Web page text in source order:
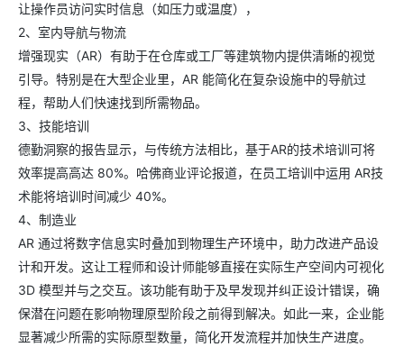
让操作员访问实时信息（如压力或温度），
2、室内导航与物流​
增强现实（AR）有助于在仓库或工厂等建筑物内提供清晰的视觉
引导。特别是在大型企业里，AR 能简化在复杂设施中的导航过
程，帮助人们快速找到所需物品。
3、技能培训​
德勤洞察的报告显示，与传统方法相比，基于AR的技术培训可将
效率提高高达 80%。哈佛商业评论报道，在员工培训中运用 AR技
术能将培训时间减少 40%。​
4、制造业​
AR 通过将数字信息实时叠加到物理生产环境中，助力改进产品设
计和开发。这让工程师和设计师能够直接在实际生产空间内可视化
3D 模型并与之交互。该功能有助于及早发现并纠正设计错误，确
保潜在问题在影响物理原型阶段之前得到解决。如此一来，企业能
显著减少所需的实际原型数量，简化开发流程并加快生产进度。​